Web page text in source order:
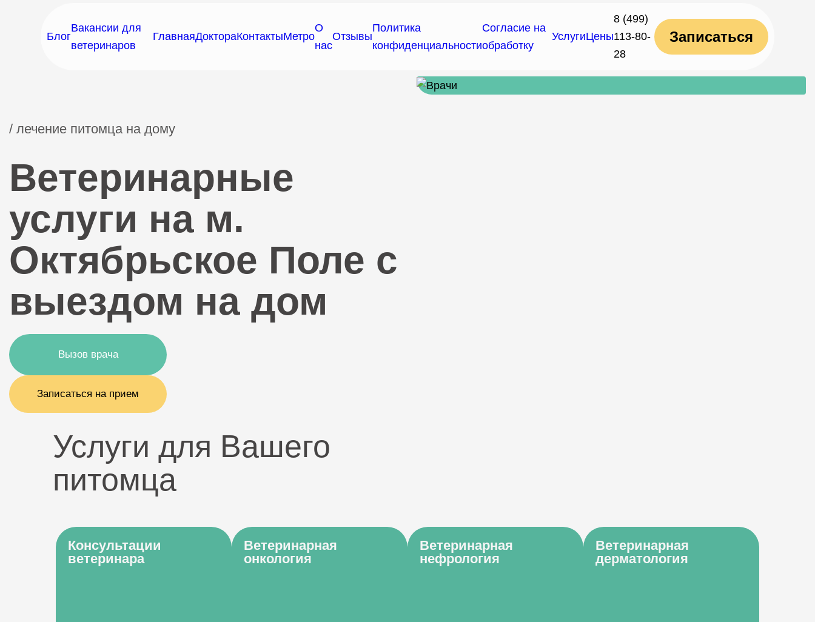
Блог
Вакансии для
ветеринаров
ГлавнаяДоктораКонтактыМетро
О
нас
Отзывы
Политика
конфиденциальности
Согласие на
обработку
УслугиЦены
8 (499)
113-80-
28
Записаться
/ лечение питомца на дому
Ветеринарные
услуги на м.
Октябрьское Поле с
выездом на дом
Вызов врача
Записаться на прием
Услуги для Вашего
питомца
Консультации
ветеринара
Ветеринарная
онкология
Ветеринарная
нефрология
Ветеринарная
дерматология